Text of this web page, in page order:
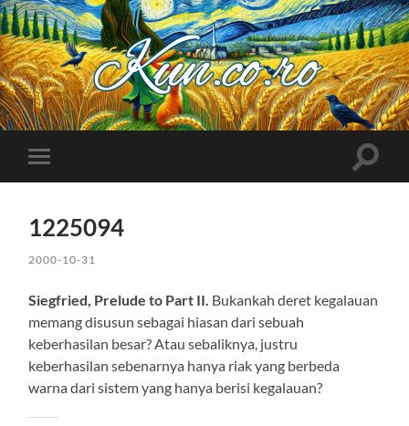
Kuncoro++
Toggle
mobile
Toggle
1225094
2000-10-31
Siegfried, Prelude to Part II. Bukankah deret kegalauan
memang disusun sebagai hiasan dari sebuah
keberhasilan besar? Atau sebaliknya, justru
keberhasilan sebenarnya hanya riak yang berbeda
warna dari sistem yang hanya berisi kegalauan?